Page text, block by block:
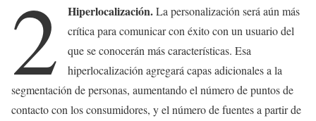
2 Hiperlocalización.La personalización será aún más
crítica para comunicar con éxito con un usuario del
que se conocerán más características. Esa
hiperlocalización agregará capas adicionales a la
segmentación de personas, aumentando el número de puntos de
contacto con los consumidores, y el número de fuentes a partir de